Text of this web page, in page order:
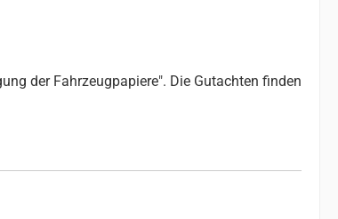
der Fahrzeugpapiere". Die Gutachten finden